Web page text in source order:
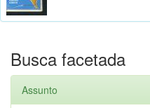
Busca facetada
Assunto